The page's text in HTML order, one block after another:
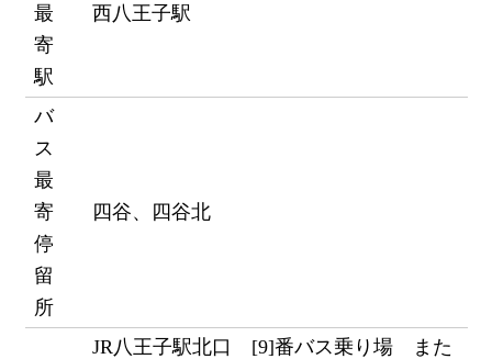
最
寄
駅
西八王子駅
バ
ス
最
寄
停
留
所
四谷、四谷北
JR八王子駅北口 [9]番バス乗り場 また